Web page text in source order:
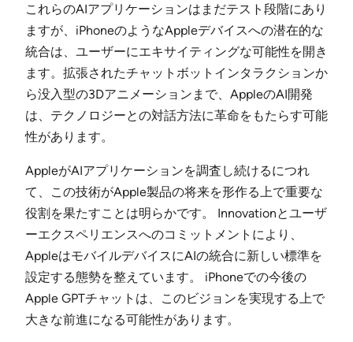
これらのAIアプリケーションはまだテスト段階にあり
ますが、iPhoneのようなAppleデバイスへの潜在的な
統合は、ユーザーにエキサイティングな可能性を開き
ます。拡張されたチャットボットインタラクションか
ら没入型の3Dアニメーションまで、AppleのAI開発
は、テクノロジーとの対話方法に革命をもたらす可能
性があります。
AppleがAIアプリケーションを調査し続けるにつれ
て、この技術がApple製品の将来を形作る上で重要な
役割を果たすことは明らかです。 Innovationとユーザ
ーエクスペリエンスへのコミットメントにより、
AppleはモバイルデバイスにAIの統合に新しい標準を
設定する態勢を整えています。 iPhoneでの今後の
Apple GPTチャットは、このビジョンを実現する上で
大きな前進になる可能性があります。